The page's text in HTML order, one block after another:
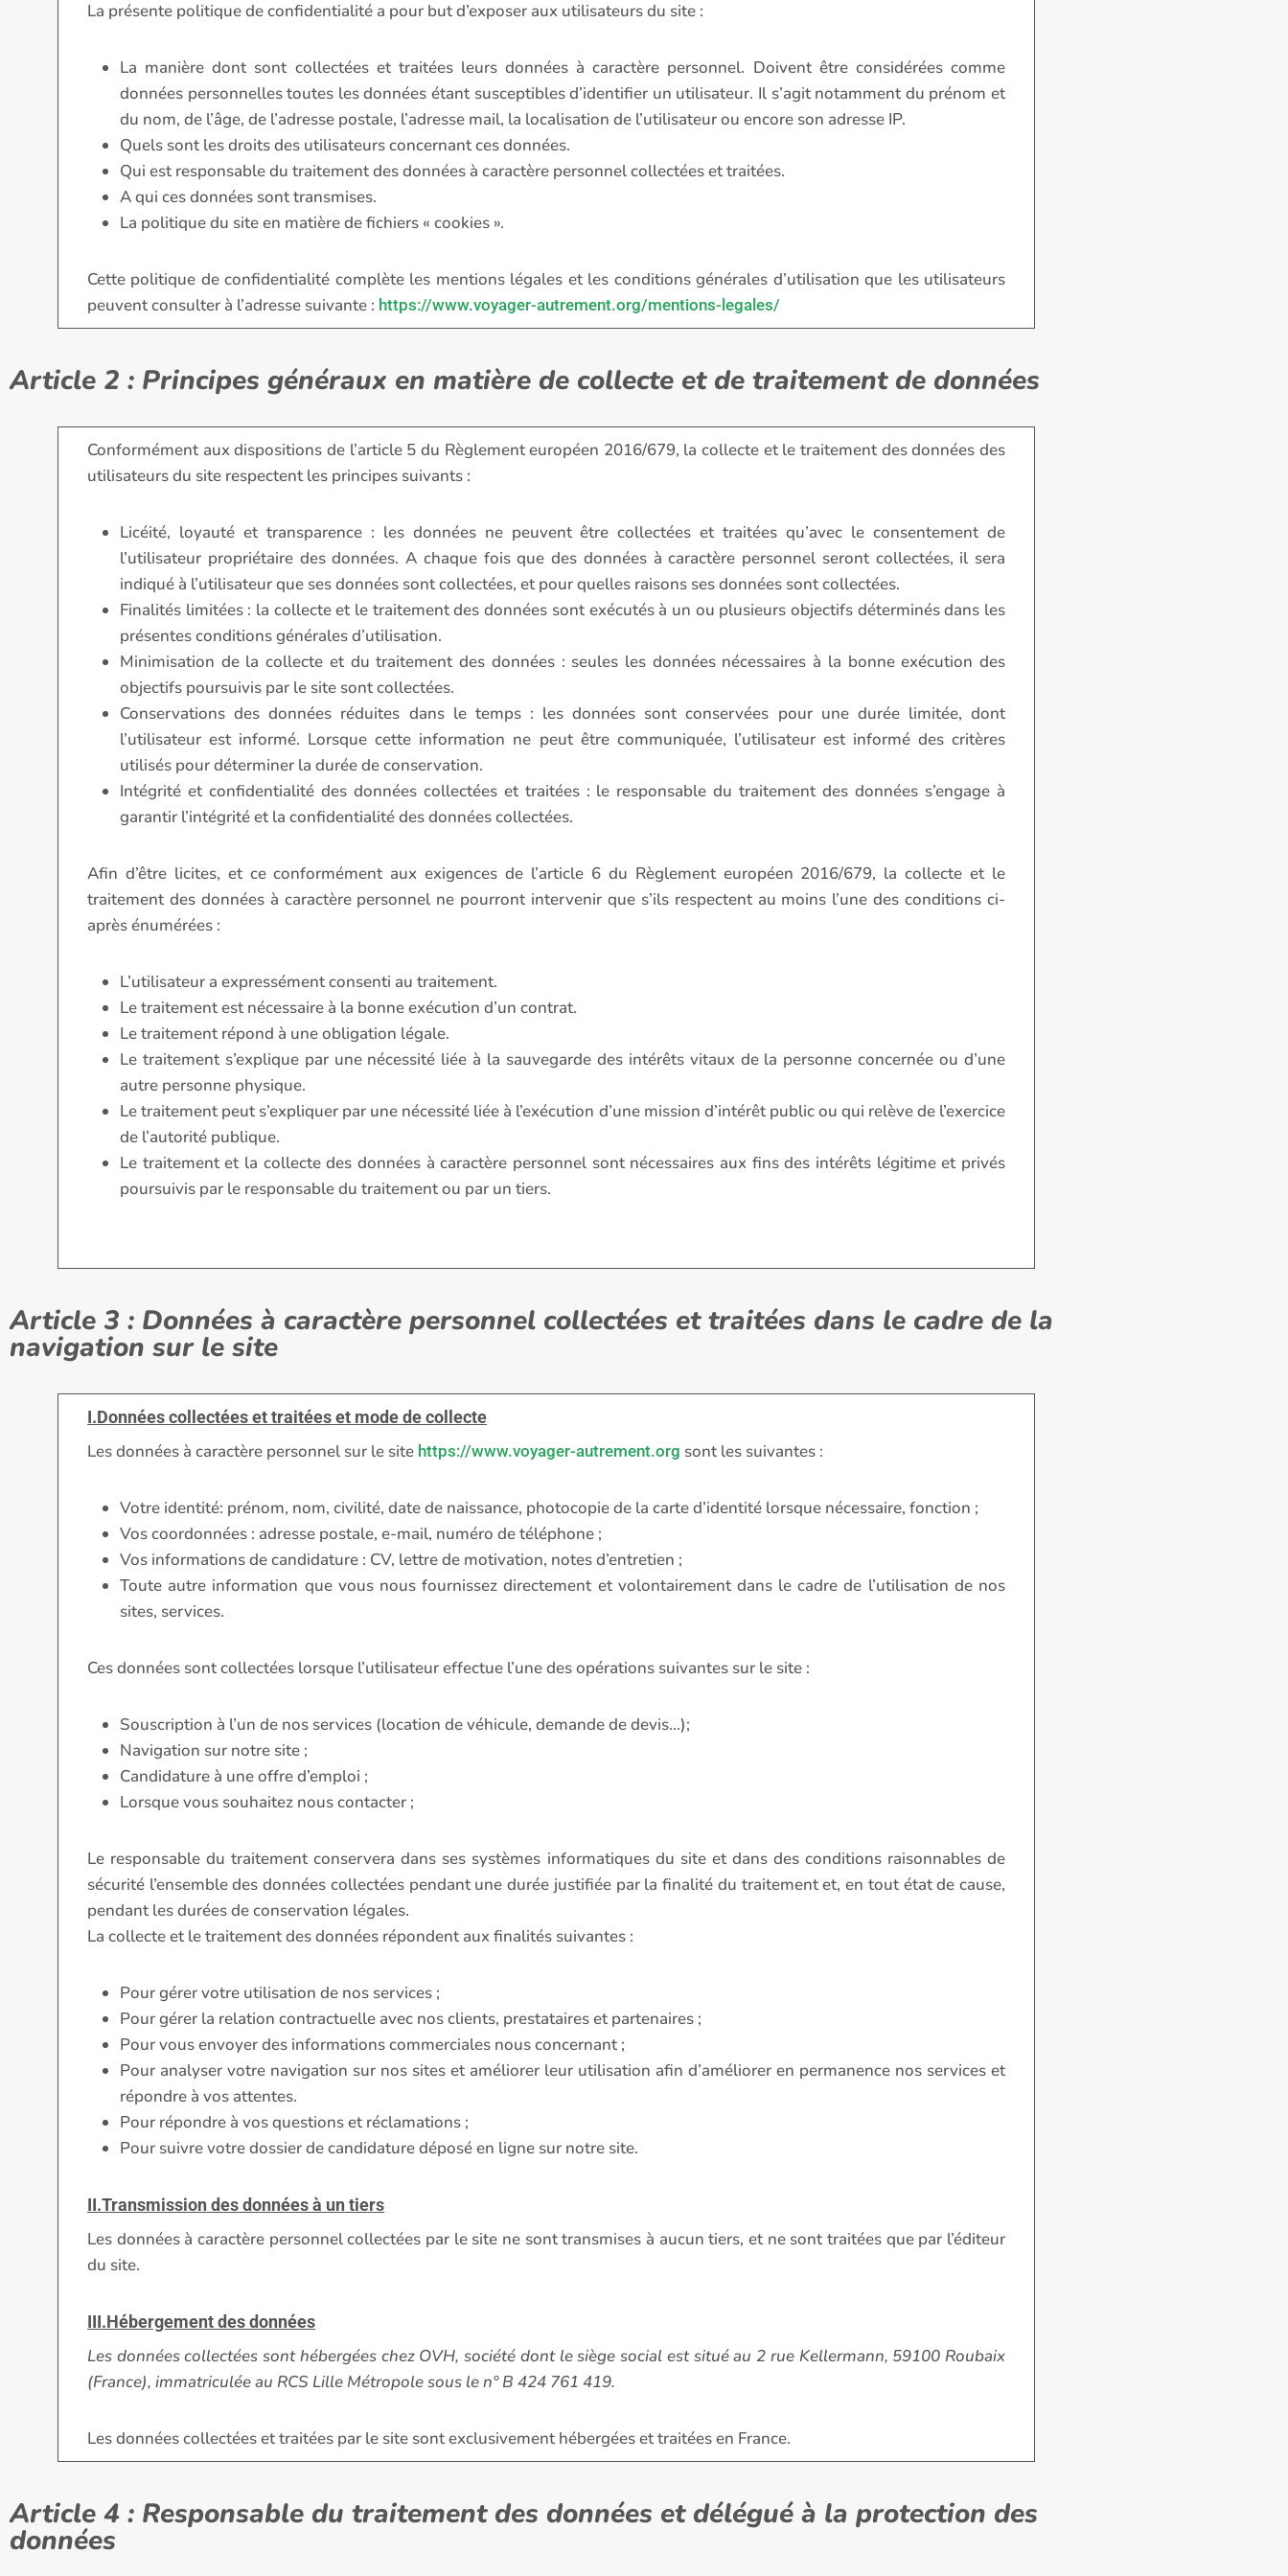
La présente politique de confidentialité a pour but d’exposer aux utilisateurs du site :
La manière dont sont collectées et traitées leurs données à caractère personnel. Doivent être considérées comme
données personnelles toutes les données étant susceptibles d’identifier un utilisateur. Il s’agit notamment du prénom et
du nom, de l’âge, de l’adresse postale, l’adresse mail, la localisation de l’utilisateur ou encore son adresse IP.
Quels sont les droits des utilisateurs concernant ces données.
Qui est responsable du traitement des données à caractère personnel collectées et traitées.
A qui ces données sont transmises.
La politique du site en matière de fichiers « cookies ».
Cette politique de confidentialité complète les mentions légales et les conditions générales d’utilisation que les utilisateurs
peuvent consulter à l’adresse suivante : https://www.voyager-autrement.org/mentions-legales/
Article 2 : Principes généraux en matière de collecte et de traitement de données
Conformément aux dispositions de l’article 5 du Règlement européen 2016/679, la collecte et le traitement des données des
utilisateurs du site respectent les principes suivants :
Licéité, loyauté et transparence : les données ne peuvent être collectées et traitées qu’avec le consentement de
l’utilisateur propriétaire des données. A chaque fois que des données à caractère personnel seront collectées, il sera
indiqué à l’utilisateur que ses données sont collectées, et pour quelles raisons ses données sont collectées.
Finalités limitées : la collecte et le traitement des données sont exécutés à un ou plusieurs objectifs déterminés dans les
présentes conditions générales d’utilisation.
Minimisation de la collecte et du traitement des données : seules les données nécessaires à la bonne exécution des
objectifs poursuivis par le site sont collectées.
Conservations des données réduites dans le temps : les données sont conservées pour une durée limitée, dont
l’utilisateur est informé. Lorsque cette information ne peut être communiquée, l’utilisateur est informé des critères
utilisés pour déterminer la durée de conservation.
Intégrité et confidentialité des données collectées et traitées : le responsable du traitement des données s’engage à
garantir l’intégrité et la confidentialité des données collectées.
Afin d’être licites, et ce conformément aux exigences de l’article 6 du Règlement européen 2016/679, la collecte et le
traitement des données à caractère personnel ne pourront intervenir que s’ils respectent au moins l’une des conditions ci-
après énumérées :
L’utilisateur a expressément consenti au traitement.
Le traitement est nécessaire à la bonne exécution d’un contrat.
Le traitement répond à une obligation légale.
Le traitement s’explique par une nécessité liée à la sauvegarde des intérêts vitaux de la personne concernée ou d’une
autre personne physique.
Le traitement peut s’expliquer par une nécessité liée à l’exécution d’une mission d’intérêt public ou qui relève de l’exercice
de l’autorité publique.
Le traitement et la collecte des données à caractère personnel sont nécessaires aux fins des intérêts légitime et privés
poursuivis par le responsable du traitement ou par un tiers.
Article 3 : Données à caractère personnel collectées et traitées dans le cadre de la
navigation sur le site
I.Données collectées et traitées et mode de collecte
Les données à caractère personnel sur le site https://www.voyager-autrement.org sont les suivantes :
Votre identité: prénom, nom, civilité, date de naissance, photocopie de la carte d’identité lorsque nécessaire, fonction ;
Vos coordonnées : adresse postale, e-mail, numéro de téléphone ;
Vos informations de candidature : CV, lettre de motivation, notes d’entretien ;
Toute autre information que vous nous fournissez directement et volontairement dans le cadre de l’utilisation de nos
sites, services.
Ces données sont collectées lorsque l’utilisateur effectue l’une des opérations suivantes sur le site :
Souscription à l’un de nos services (location de véhicule, demande de devis…);
Navigation sur notre site ;
Candidature à une offre d’emploi ;
Lorsque vous souhaitez nous contacter ;
Le responsable du traitement conservera dans ses systèmes informatiques du site et dans des conditions raisonnables de
sécurité l’ensemble des données collectées pendant une durée justifiée par la finalité du traitement et, en tout état de cause,
pendant les durées de conservation légales.
La collecte et le traitement des données répondent aux finalités suivantes :
Pour gérer votre utilisation de nos services ;
Pour gérer la relation contractuelle avec nos clients, prestataires et partenaires ;
Pour vous envoyer des informations commerciales nous concernant ;
Pour analyser votre navigation sur nos sites et améliorer leur utilisation afin d’améliorer en permanence nos services et
répondre à vos attentes.
Pour répondre à vos questions et réclamations ;
Pour suivre votre dossier de candidature déposé en ligne sur notre site.
II.Transmission des données à un tiers
Les données à caractère personnel collectées par le site ne sont transmises à aucun tiers, et ne sont traitées que par l’éditeur
du site.
III.Hébergement des données
Les données collectées sont hébergées chez OVH, société dont le siège social est situé au 2 rue Kellermann, 59100 Roubaix
(France), immatriculée au RCS Lille Métropole sous le n° B 424 761 419.
Les données collectées et traitées par le site sont exclusivement hébergées et traitées en France.
Article 4 : Responsable du traitement des données et délégué à la protection des
données